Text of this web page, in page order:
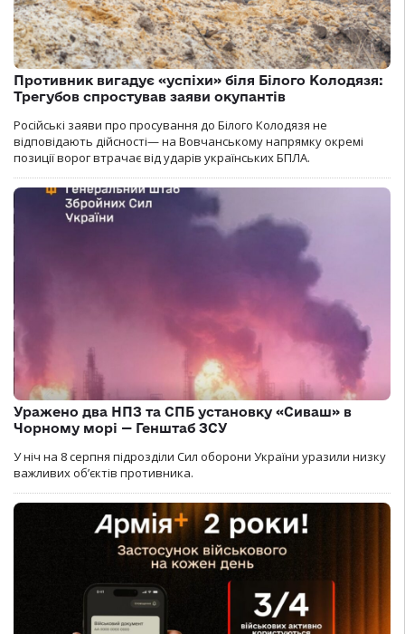
Противник вигадує «успіхи» біля Білого Колодязя:
Трегубов спростував заяви окупантів
Російські заяви про просування до Білого Колодязя не
відповідають дійсності— на Вовчанському напрямку окремі
позиції ворог втрачає від ударів українських БПЛА.
Уражено два НПЗ та СПБ установку «Сиваш» в
Чорному морі — Генштаб ЗСУ
У ніч на 8 серпня підрозділи Сил оборони України уразили низку
важливих об’єктів противника.